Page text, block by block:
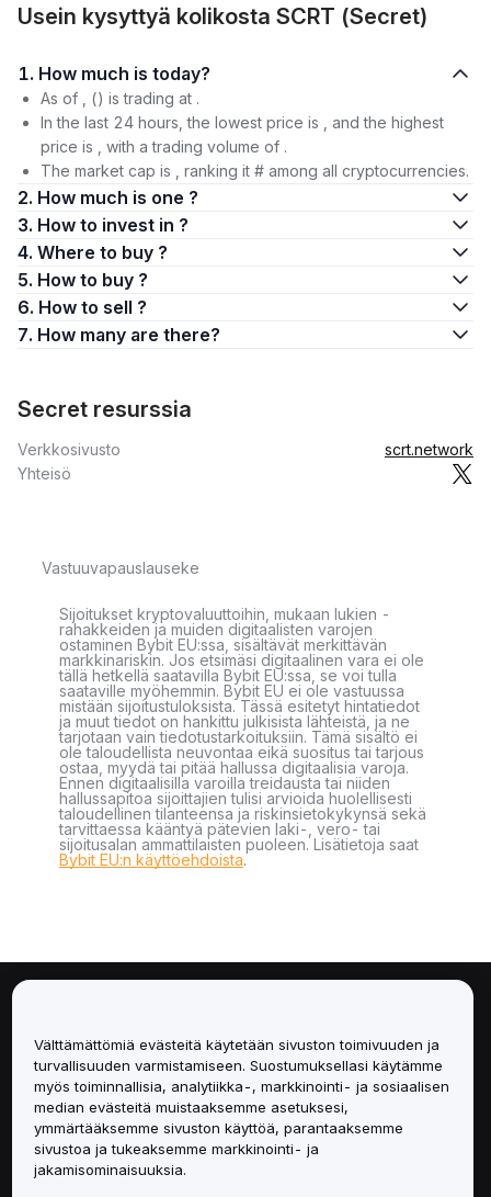
Usein kysyttyä kolikosta SCRT (Secret)
1. How much is today?
As of , () is trading at .
In the last 24 hours, the lowest price is , and the highest
price is , with a trading volume of .
The market cap is , ranking it # among all cryptocurrencies.
2. How much is one ?
3. How to invest in ?
4. Where to buy ?
5. How to buy ?
6. How to sell ?
7. How many are there?
Secret resurssia
Verkkosivusto
scrt.network
Yhteisö
Vastuuvapauslauseke
Sijoitukset kryptovaluuttoihin, mukaan lukien -
rahakkeiden ja muiden digitaalisten varojen
ostaminen Bybit EU:ssa, sisältävät merkittävän
markkinariskin. Jos etsimäsi digitaalinen vara ei ole
tällä hetkellä saatavilla Bybit EU:ssa, se voi tulla
saataville myöhemmin. Bybit EU ei ole vastuussa
mistään sijoitustuloksista. Tässä esitetyt hintatiedot
ja muut tiedot on hankittu julkisista lähteistä, ja ne
tarjotaan vain tiedotustarkoituksiin. Tämä sisältö ei
ole taloudellista neuvontaa eikä suositus tai tarjous
ostaa, myydä tai pitää hallussa digitaalisia varoja.
Ennen digitaalisilla varoilla treidausta tai niiden
hallussapitoa sijoittajien tulisi arvioida huolellisesti
taloudellinen tilanteensa ja riskinsietokykynsä sekä
tarvittaessa kääntyä pätevien laki-, vero- tai
sijoitusalan ammattilaisten puoleen. Lisätietoja saat
Bybit EU:n käyttöehdoista.
Palvelut
Tuki
Tuotteet
Välttämättömiä evästeitä käytetään sivuston toimivuuden ja
turvallisuuden varmistamiseen. Suostumuksellasi käytämme
myös toiminnallisia, analytiikka-, markkinointi- ja sosiaalisen
median evästeitä muistaaksemme asetuksesi,
ymmärtääksemme sivuston käyttöä, parantaaksemme
sivustoa ja tukeaksemme markkinointi- ja
jakamisominaisuuksia.